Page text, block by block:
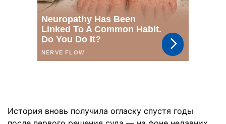
История вновь получила огласку спустя годы